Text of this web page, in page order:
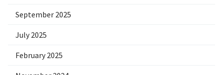
September 2025
July 2025
February 2025